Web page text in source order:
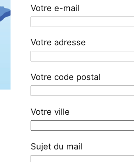
Votre e-mail
Votre adresse
Votre code postal
Votre ville
Sujet du mail